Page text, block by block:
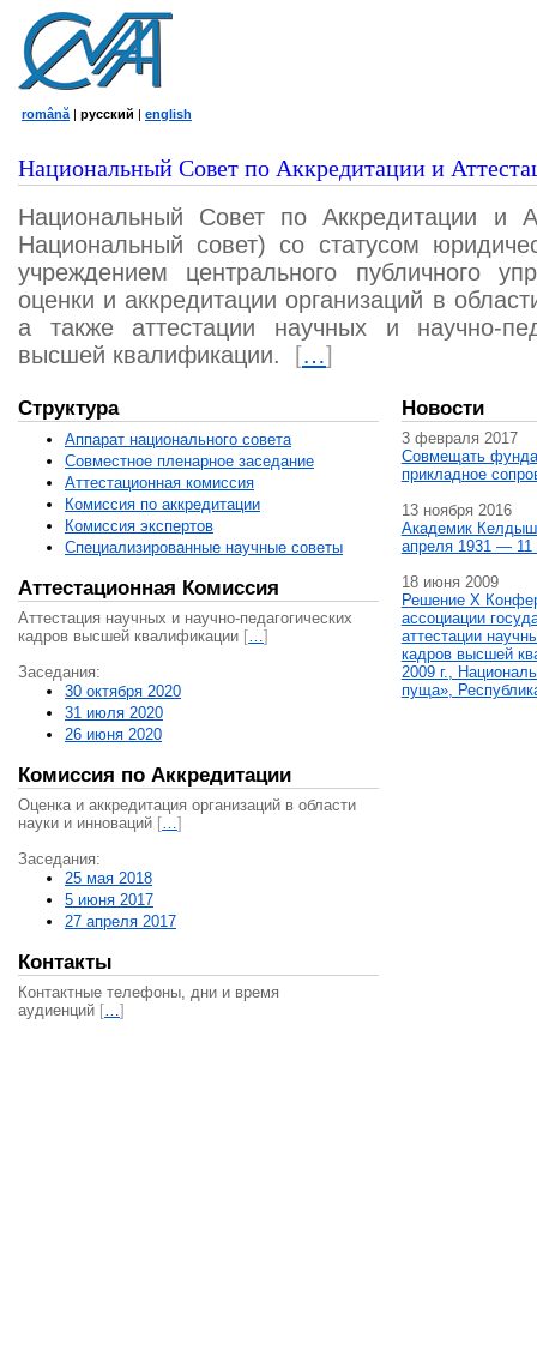
română | русский | english
Национальный Совет по Аккредитации и
Национальный Совет по Аккредитации и
Национальный совет) со статусом
учреждением центрального публичного
оценки и аккредитации организаций в
а также аттестации научных и научно-
высшей квалификации.
[…]
Структура
Аппарат национального совета
Совместное пленарное заседание
Аттестационная комисcия
Комиссия по аккредитации
Комиссия экспертов
Специализированные научные советы
Аттестационная Комиссия
Аттестация научных и научно-педагогических
кадров высшей квалификации […]
Заседания:
30 октября 2020
31 июля 2020
26 июня 2020
Комиссия по Аккредитации
Оценка и аккредитация организаций в области
науки и инноваций […]
Заседания:
25 мая 2018
5 июня 2017
27 апреля 2017
Контакты
Контактные телефоны, дни и время
аудиенций […]
Новости
3 февраля 2017
Совмещать
прикладное
13 ноября 2016
Академик
апреля 1931 — 11
18 июня 2009
Решение X
ассоциации
аттестации
кадров высшей
2009 г.,
пуща»,